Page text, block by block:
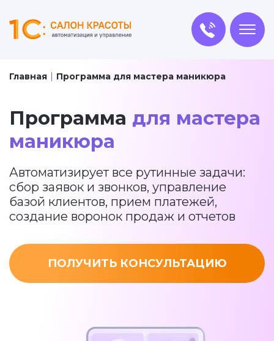
Главная Программа для мастера маникюра
Программа для мастера
маникюра
Автоматизирует все рутинные задачи:
сбор заявок и звонков, управление
базой клиентов, прием платежей,
создание воронок продаж и отчетов
ПОЛУЧИТЬ КОНСУЛЬТАЦИЮ